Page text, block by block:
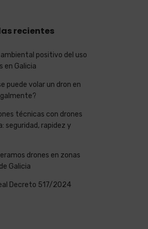
recientes
positivo del uso
en Galicia
puede volar un dron en
técnicas con drones
seguridad, rapidez y
drones en zonas
Galicia
Decreto 517/2024